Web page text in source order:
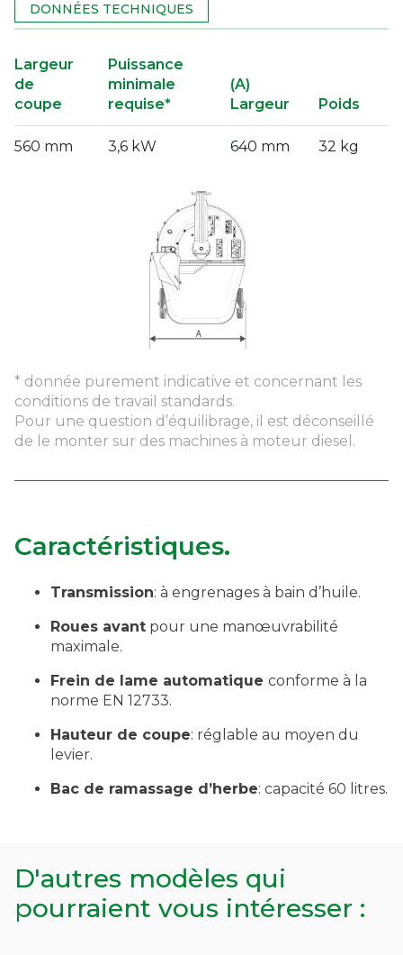
DONNÉES TECHNIQUES
Largeur
de
coupe
Puissance
minimale
requise*
(A)
Largeur
Poids
560 mm 3,6 kW 640 mm 32 kg
* donnée purement indicative et concernant les
conditions de travail standards.
Pour une question d’équilibrage, il est déconseillé
de le monter sur des machines à moteur diesel.
Caractéristiques.
Transmission: à engrenages à bain d’huile.
Roues avant pour une manœuvrabilité
maximale.
Frein de lame automatique conforme à la
norme EN 12733.
Hauteur de coupe: réglable au moyen du
levier.
Bac de ramassage d’herbe: capacité 60 litres.
D'autres modèles qui
pourraient vous intéresser :